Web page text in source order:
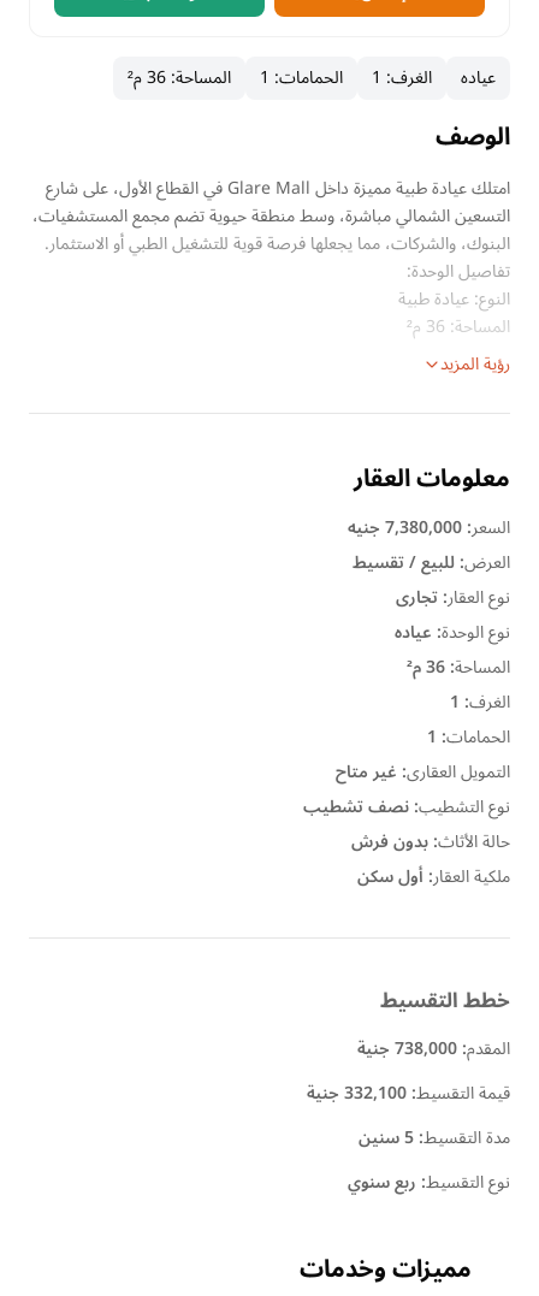
عياده الغرف:
1 الحمامات:
1 المساحة:36 م²
الوصف
امتلك عيادة طبية مميزة داخل Glare Mall في القطاع الأول، على شارع
التسعين الشمالي مباشرة، وسط منطقة حيوية تضم مجمع المستشفيات،
البنوك، والشركات، مما يجعلها فرصة قوية للتشغيل الطبي أو الاستثمار.
تفاصيل الوحدة:
النوع: عيادة طبية
المساحة: 36 م²
رؤية المزيد
معلومات العقار
السعر:7,380,000 جنيه
العرض:للبيع / تقسيط
نوع العقار:تجارى
نوع الوحدة: عياده
المساحة:36 م²
الغرف:
1
الحمامات:
1
التمويل العقارى: غير متاح
نوع التشطيب:نصف تشطيب
حالة الأثاث:بدون فرش
ملكية العقار: أول سكن
خطط التقسيط
المقدم:738,000 جنية
قيمة التقسيط:332,100 جنية
مدة التقسيط:5 سنين
نوع التقسيط: ربع سنوي
مميزات وخدمات